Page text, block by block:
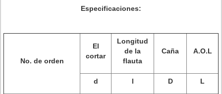
Especificaciones:
No. de orden
El
cortar
Longitud
de la
flauta
Caña A.O.L
d l D L